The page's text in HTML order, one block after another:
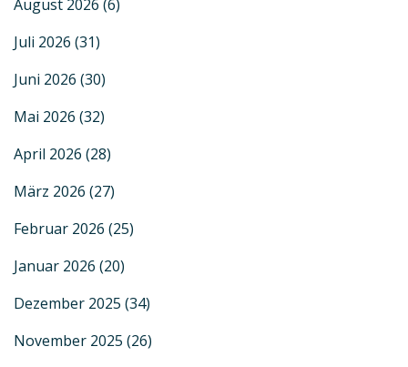
August 2026 (6)
Juli 2026 (31)
Juni 2026 (30)
Mai 2026 (32)
April 2026 (28)
März 2026 (27)
Februar 2026 (25)
Januar 2026 (20)
Dezember 2025 (34)
November 2025 (26)